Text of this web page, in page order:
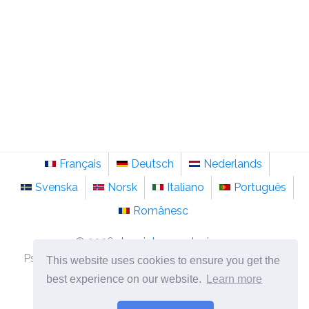
This website uses cookies to ensure you get the
best experience on our website.
Learn more
Français Deutsch
Nederlands
Svenska
Norsk Italiano
Português
Românesc
© 2026
de.sainte-anastasie.org
Psychologie, Philosophie und Nachdenken über das
Leben.